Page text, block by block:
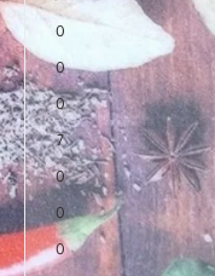
0
0
0
7
0
0
0